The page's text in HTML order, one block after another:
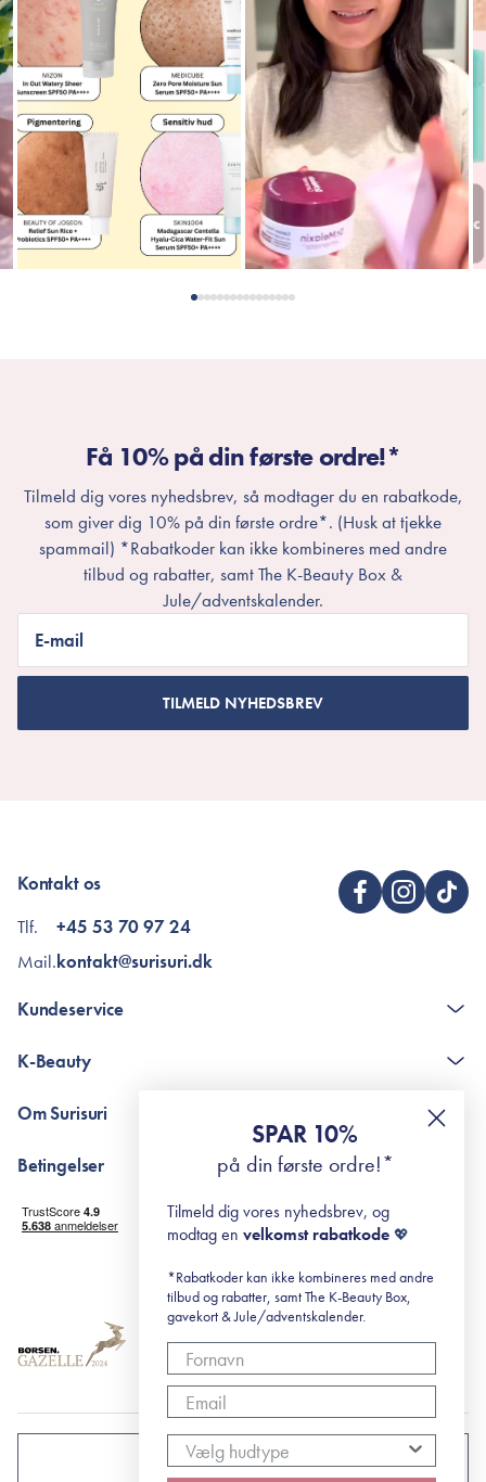
Få 10% på din første ordre!*
Tilmeld dig vores nyhedsbrev, så modtager du en rabatkode,
som giver dig 10% på din første ordre*. (Husk at tjekke
spammail) *Rabatkoder kan ikke kombineres med andre
tilbud og rabatter, samt The K-Beauty Box &
Jule/adventskalender.
E-mail
TILMELD NYHEDSBREV
Kontakt os
Tlf.
Mail.
+45 53 70 97 24
kontakt@surisuri.dk
Kundeservice
The K-Beauty Box - spørgsmål og svar
RE-ZIP
K-Beauty
Retinol for begyndere
surisuri's mini guide til rosacea
Om Surisuri
Black Friday
Betingelser
Levering og returnering
Handelsbetingelser
Abonnementsbetingelser
DANMARK
SPAR 10%
på din første ordre!*
Tilmeld dig vores nyhedsbrev, og
modtag en velkomst rabatkode 💖
*Rabatkoder kan ikke kombineres med andre
tilbud og rabatter, samt The K-Beauty Box,
gavekort & Jule/adventskalender.